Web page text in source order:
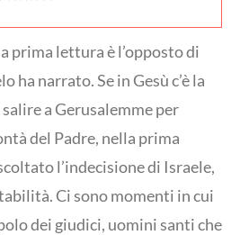
prima lettura è l’opposto di
ha narrato. Se in Gesù c’è la
a Gerusalemme per
del Padre, nella prima
l’indecisione di Israele,
Ci sono momenti in cui
dei giudici, uomini santi che